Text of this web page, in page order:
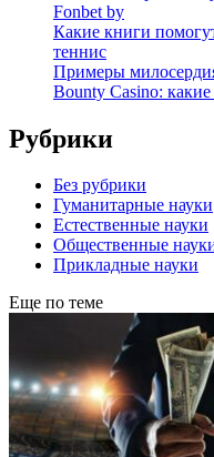
Fonbet by
Какие книги
теннис
Примеры
Bounty Casino:
Рубрики
Без рубрики
Гуманитарные науки
Естественные науки
Общественные
Прикладные науки
Еще по теме